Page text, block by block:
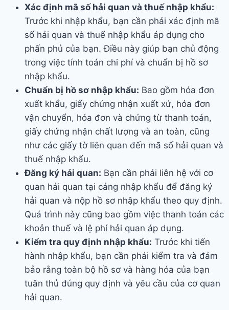
Xác định mã số hải quan và thuế nhập khẩu:
Trước khi nhập khẩu, bạn cần phải xác định mã
số hải quan và thuế nhập khẩu áp dụng cho
phấn phủ của bạn. Điều này giúp bạn chủ động
trong việc tính toán chi phí và chuẩn bị hồ sơ
nhập khẩu.
Chuẩn bị hồ sơ nhập khẩu: Bao gồm hóa đơn
xuất khẩu, giấy chứng nhận xuất xứ, hóa đơn
vận chuyển, hóa đơn và chứng từ thanh toán,
giấy chứng nhận chất lượng và an toàn, cũng
như các giấy tờ liên quan đến mã số hải quan và
thuế nhập khẩu.
Đăng ký hải quan: Bạn cần phải liên hệ với cơ
quan hải quan tại cảng nhập khẩu để đăng ký
hải quan và nộp hồ sơ nhập khẩu theo quy định.
Quá trình này cũng bao gồm việc thanh toán các
khoản thuế và lệ phí hải quan áp dụng.
Kiểm tra quy định nhập khẩu: Trước khi tiến
hành nhập khẩu, bạn cần phải kiểm tra và đảm
bảo rằng toàn bộ hồ sơ và hàng hóa của bạn
tuân thủ đúng quy định và yêu cầu của cơ quan
hải quan.